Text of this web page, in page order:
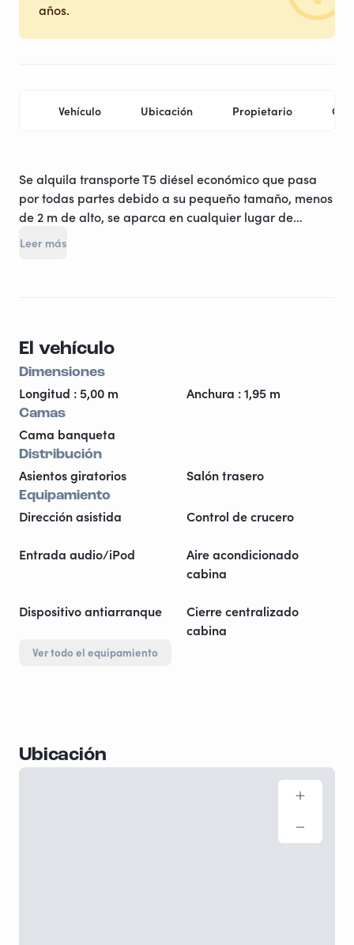
años.
Vehículo Ubicación Propietario
Se alquila transporte T5 diésel económico que pasa
por todas partes debido a su pequeño tamaño, menos
de 2 m de alto, se aparca en cualquier lugar de
estacionamiento, totalmente equipado para un viaje
Leer más
El vehículo
Dimensiones
Longitud : 5,00 m Anchura : 1,95 m
Camas
Cama banqueta
Distribución
Asientos giratorios Salón trasero
Equipamiento
Dirección asistida Control de crucero
Entrada audio/iPod
Aire acondicionado
cabina
Dispositivo antiarranque
Cierre centralizado
cabina
Ver todo el equipamiento
Ubicación